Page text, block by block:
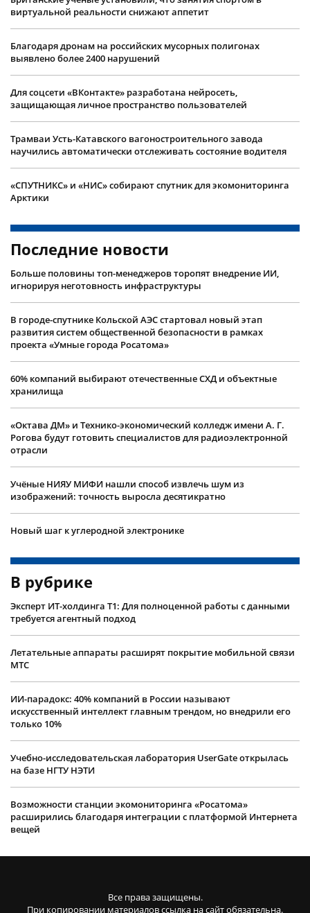
виртуальной реальности снижают аппетит
Благодаря дронам на российских мусорных полигонах
выявлено более 2400 нарушений
Для соцсети «ВКонтакте» разработана нейросеть,
защищающая личное пространство пользователей
Трамваи Усть-Катавского вагоностроительного завода
научились автоматически отслеживать состояние водителя
«СПУТНИКС» и «НИС» собирают спутник для экомониторинга
Арктики
Последние новости
Больше половины топ-менеджеров торопят внедрение ИИ,
игнорируя неготовность инфраструктуры
В городе-спутнике Кольской АЭС стартовал новый этап
развития систем общественной безопасности в рамках
проекта «Умные города Росатома»
60% компаний выбирают отечественные СХД и объектные
хранилища
«Октава ДМ» и Технико-экономический колледж имени А. Г.
Рогова будут готовить специалистов для радиоэлектронной
отрасли
Учëные НИЯУ МИФИ нашли способ извлечь шум из
изображений: точность выросла десятикратно
Новый шаг к углеродной электронике
В рубрике
Эксперт ИТ-холдинга Т1: Для полноценной работы с данными
требуется агентный подход
Летательные аппараты расширят покрытие мобильной связи
МТС
ИИ-парадокс: 40% компаний в России называют
искусственный интеллект главным трендом, но внедрили его
только 10%
Учебно-исследовательская лаборатория UserGate открылась
на базе НГТУ НЭТИ
Возможности станции экомониторинга «Росатома»
расширились благодаря интеграции с платформой Интернета
вещей
Все права защищены.
При копировании материалов ссылка на сайт обязательна.